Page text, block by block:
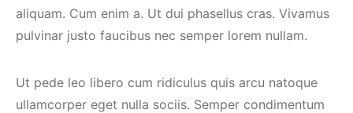
aliquam. Cum enim a. Ut dui phasellus cras. Vivamus
pulvinar justo faucibus nec semper lorem nullam.
Ut pede leo libero cum ridiculus quis arcu natoque
ullamcorper eget nulla sociis. Semper condimentum